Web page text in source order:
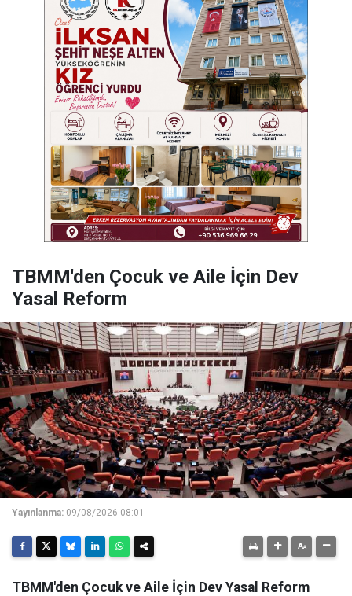
TBMM'den Çocuk ve Aile İçin Dev
Yasal Reform
Yayınlanma: 09/08/2026 08:01
TBMM'den Çocuk ve Aile İçin Dev Yasal Reform